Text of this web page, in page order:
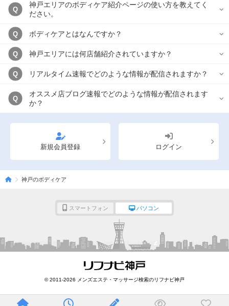
Q
神戸エリアのボディケア紹介ページの使い方を教えてく
ださい。
Q ボディケアとはなんですか？
Q 神戸エリアには何店舗紹介されていますか？
Q リアルタイム速報でどのような情報が配信されますか？
Q
オススメ店ブログ速報でどのような情報が配信されます
か？
新規会員登録 ログイン
神戸のボディケア
スマートフォン パソコン
© 2011-2026 メンズエステ・マッサージ検索のリフナビ神戸